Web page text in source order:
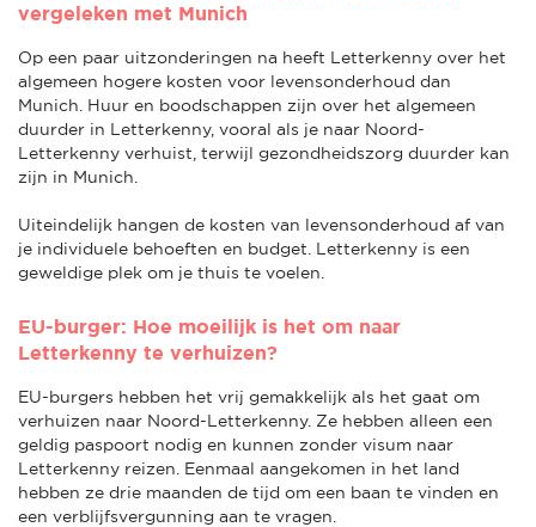
vergeleken met Munich
Op een paar uitzonderingen na heeft Letterkenny over het
algemeen hogere kosten voor levensonderhoud dan
Munich. Huur en boodschappen zijn over het algemeen
duurder in Letterkenny, vooral als je naar Noord-
Letterkenny verhuist, terwijl gezondheidszorg duurder kan
zijn in Munich.
Uiteindelijk hangen de kosten van levensonderhoud af van
je individuele behoeften en budget. Letterkenny is een
geweldige plek om je thuis te voelen.
EU-burger: Hoe moeilijk is het om naar
Letterkenny te verhuizen?
EU-burgers hebben het vrij gemakkelijk als het gaat om
verhuizen naar Noord-Letterkenny. Ze hebben alleen een
geldig paspoort nodig en kunnen zonder visum naar
Letterkenny reizen. Eenmaal aangekomen in het land
hebben ze drie maanden de tijd om een baan te vinden en
een verblijfsvergunning aan te vragen.